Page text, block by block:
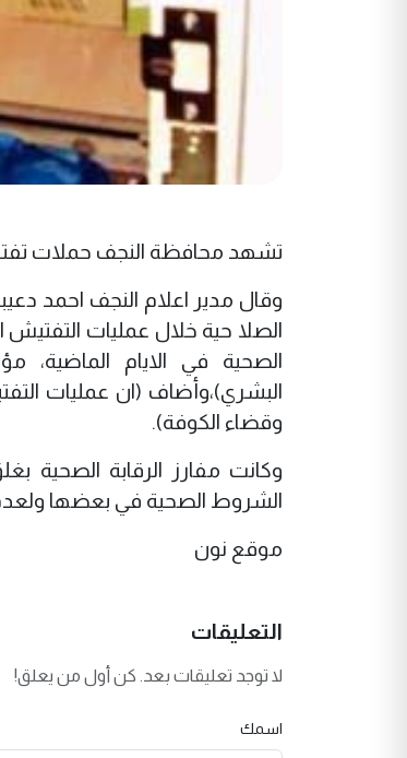
تشهد محافظة النجف حملات
الصلا حية خلال عمليات التفتيش
الصحية في الايام
البشري)،وأضاف (ان عمليات
وقضاء الكوفة).
وكانت مفارز الرقابة
الشروط الصحية في بعضها
موقع نون
التعليقات
لا توجد تعليقات بعد. كن أول من يعلق!
اسمك